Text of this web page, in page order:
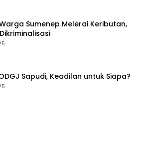
Sumenep Melerai Keributan,
Sapudi, Keadilan untuk Siapa?